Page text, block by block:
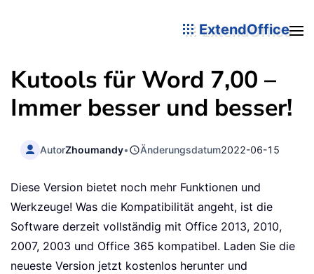
ExtendOffice
Kutools für Word 7,00 –
Immer besser und besser!
AutorZhoumandy• Änderungsdatum2022-06-15
Diese Version bietet noch mehr Funktionen und
Werkzeuge! Was die Kompatibilität angeht, ist die
Software derzeit vollständig mit Office 2013, 2010,
2007, 2003 und Office 365 kompatibel. Laden Sie die
neueste Version jetzt kostenlos herunter und